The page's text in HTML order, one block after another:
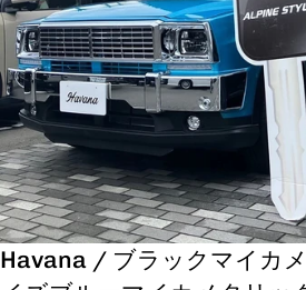
Havana / ブラックマイカ